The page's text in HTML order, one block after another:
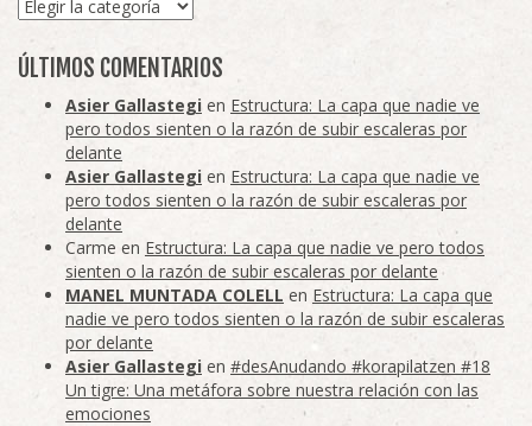
ÚLTIMOS COMENTARIOS
Asier Gallastegi en Estructura: La capa que nadie ve
pero todos sienten o la razón de subir escaleras por
delante
Asier Gallastegi en Estructura: La capa que nadie ve
pero todos sienten o la razón de subir escaleras por
delante
Carme en Estructura: La capa que nadie ve pero todos
sienten o la razón de subir escaleras por delante
MANEL MUNTADA COLELL en Estructura: La capa que
nadie ve pero todos sienten o la razón de subir escaleras
por delante
Asier Gallastegi en #desAnudando #korapilatzen #18
Un tigre: Una metáfora sobre nuestra relación con las
emociones